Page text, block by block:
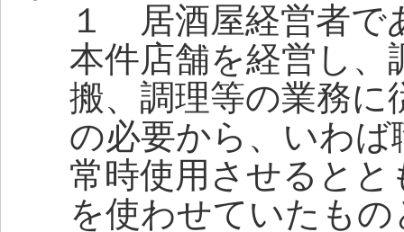
１ 居酒屋経営者で
本件店舗を経営し、
搬、調理等の業務
の必要から、いわ
常時使用させると
を使わせていたも